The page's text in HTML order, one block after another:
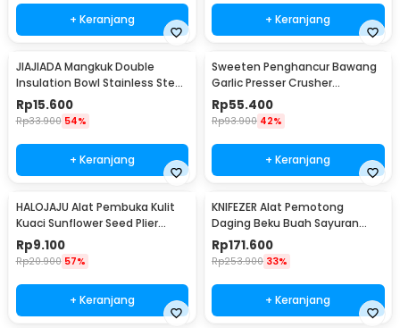
+ Keranjang + Keranjang
JIAJIADA Mangkuk Double
Insulation Bowl Stainless Steel
304 11.5cm - SGEE1
Rp15.600
Rp33.900 54%
+ Keranjang
Sweeten Penghancur Bawang
Garlic Presser Crusher
Squeezer - SU67
Rp55.400
Rp93.900 42%
+ Keranjang
HALOJAJU Alat Pembuka Kulit
Kuaci Sunflower Seed Plier
Cracker 3 Hole - FH829
Rp9.100
Rp20.900 57%
+ Keranjang
KNIFEZER Alat Pemotong
Daging Beku Buah Sayuran
Meat Slicer Cutter - JJ0517
Rp171.600
Rp253.900 33%
+ Keranjang